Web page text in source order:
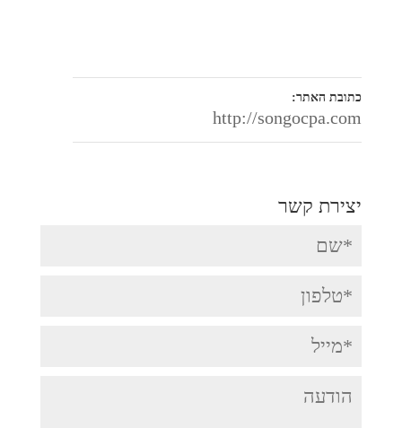
כתובת האתר:
http://songocpa.com
יצירת קשר